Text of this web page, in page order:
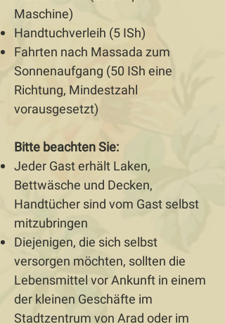
Maschine)
Handtuchverleih (5 ISh)
Fahrten nach Massada zum
Sonnenaufgang (50 ISh eine
Richtung, Mindestzahl
vorausgesetzt)
Bitte beachten Sie:
Jeder Gast erhält Laken,
Bettwäsche und Decken,
Handtücher sind vom Gast selbst
mitzubringen
Diejenigen, die sich selbst
versorgen möchten, sollten die
Lebensmittel vor Ankunft in einem
der kleinen Geschäfte im
Stadtzentrum von Arad oder im